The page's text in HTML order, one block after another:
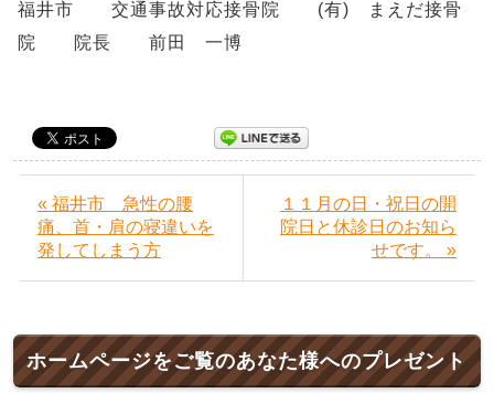
福井市 交通事故対応接骨院 (有) まえだ接骨
院 院長 前田 一博
« 福井市 急性の腰
痛、首・肩の寝違いを
発してしまう方
１１月の日・祝日の開
院日と休診日のお知ら
せです。 »
ホームページをご覧のあなた様へのプレゼント